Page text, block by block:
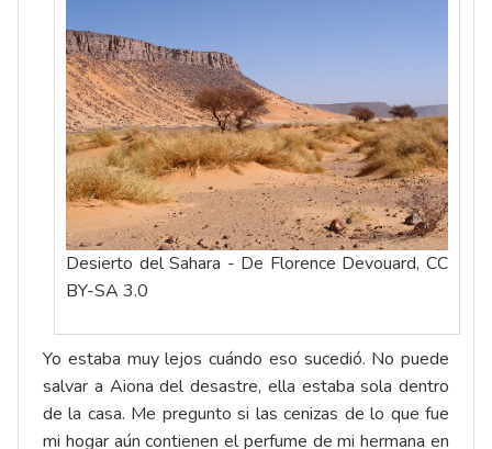
Desierto del Sahara - De Florence Devouard, CC
BY-SA 3.0
Yo estaba muy lejos cuándo eso sucedió. No puede
salvar a Aiona del desastre, ella estaba sola dentro
de la casa. Me pregunto si las cenizas de lo que fue
mi hogar aún contienen el perfume de mi hermana en